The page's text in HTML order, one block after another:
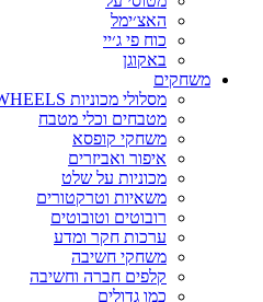
האצ׳ימל
כוח פי ג׳יי
באקוגן
משחקים
מסלולי מכוניות HOT WHEELS
מטבחים וכלי מטבח
משחקי קופסא
איפור ואביזרים
מכוניות על שלט
משאיות וטרקטורים
רובוטים וטובוטים
ערכות חקר ומדע
משחקי חשיבה
קלפים חברה וחשיבה
כמו גדולים